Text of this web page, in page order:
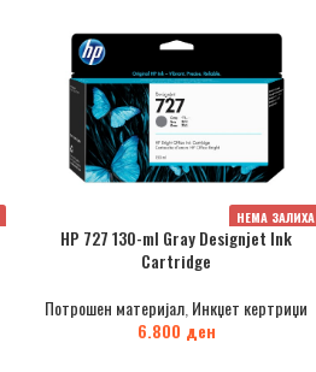
НЕМА ЗАЛИХА
HP 727 130-ml Gray Designjet Ink
Cartridge
Потрошен материјал Инкџет кертриџи
6.800 ден